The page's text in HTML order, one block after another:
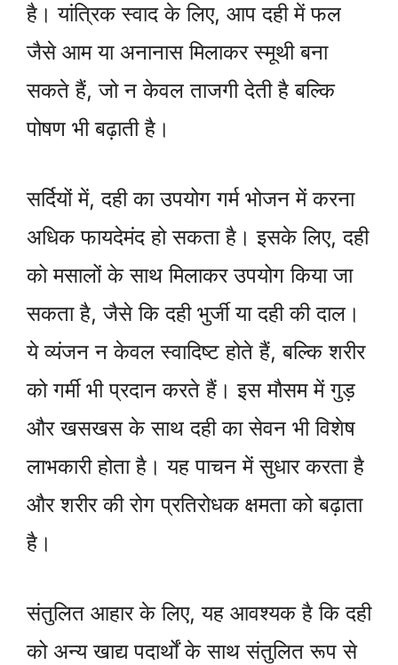
है। यांत्रिक स्वाद के लिए, आप दही में फल
जैसे आम या अनानास मिलाकर स्मूथी बना
सकते हैं, जो न केवल ताजगी देती है बल्कि
पोषण भी बढ़ाती है।
सर्दियों में, दही का उपयोग गर्म भोजन में करना
अधिक फायदेमंद हो सकता है। इसके लिए, दही
को मसालों के साथ मिलाकर उपयोग किया जा
सकता है, जैसे कि दही भुर्जी या दही की दाल।
ये व्यंजन न केवल स्वादिष्ट होते हैं, बल्कि शरीर
को गर्मी भी प्रदान करते हैं। इस मौसम में गुड़
और खसखस के साथ दही का सेवन भी विशेष
लाभकारी होता है। यह पाचन में सुधार करता है
और शरीर की रोग प्रतिरोधक क्षमता को बढ़ाता
है।
संतुलित आहार के लिए, यह आवश्यक है कि दही
को अन्य खाद्य पदार्थों के साथ संतुलित रूप से